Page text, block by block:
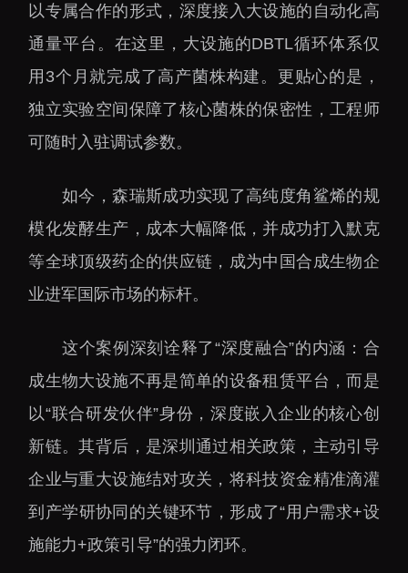
以专属合作的形式，深度接入大设施的自动化高
通量平台。在这里，大设施的DBTL循环体系仅
用3个月就完成了高产菌株构建。更贴心的是，
独立实验空间保障了核心菌株的保密性，工程师
可随时入驻调试参数。
如今，森瑞斯成功实现了高纯度角鲨烯的规
模化发酵生产，成本大幅降低，并成功打入默克
等全球顶级药企的供应链，成为中国合成生物企
业进军国际市场的标杆。
这个案例深刻诠释了“深度融合”的内涵：合
成生物大设施不再是简单的设备租赁平台，而是
以“联合研发伙伴”身份，深度嵌入企业的核心创
新链。其背后，是深圳通过相关政策，主动引导
企业与重大设施结对攻关，将科技资金精准滴灌
到产学研协同的关键环节，形成了“用户需求+设
施能力+政策引导”的强力闭环。